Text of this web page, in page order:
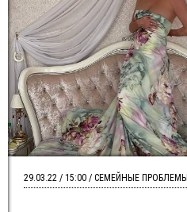
29.03.22 / 15:00 / СЕМЕЙНЫЕ ПРОБЛЕМЫ